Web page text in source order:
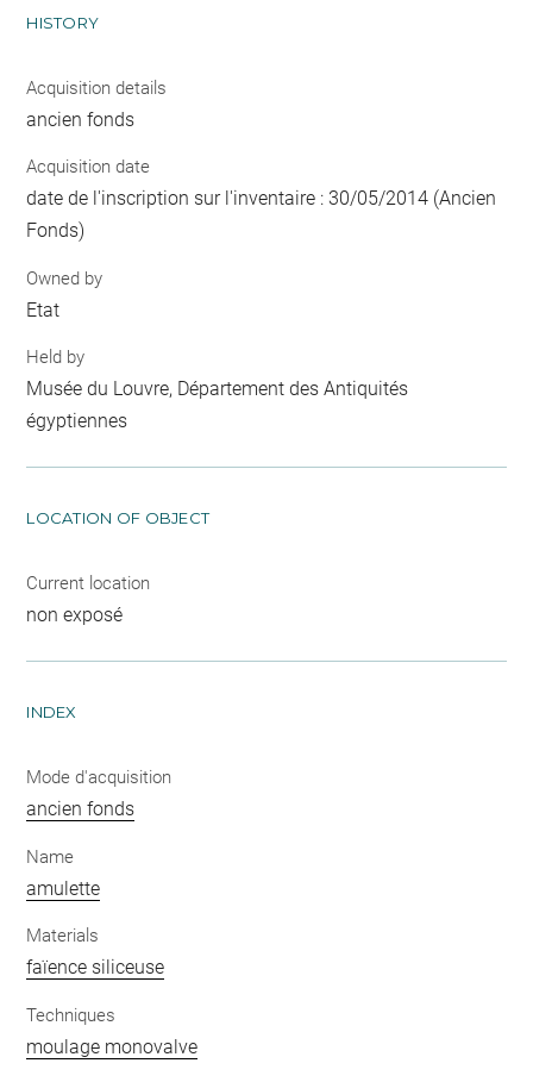
HISTORY
Acquisition details
ancien fonds
Acquisition date
date de l'inscription sur l'inventaire : 30/05/2014 (Ancien
Fonds)
Owned by
Etat
Held by
Musée du Louvre, Département des Antiquités
égyptiennes
LOCATION OF OBJECT
Current location
non exposé
INDEX
Mode d'acquisition
ancien fonds
Name
amulette
Materials
faïence siliceuse
Techniques
moulage monovalve